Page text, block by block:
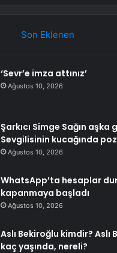
Son Eklenen
‘Sevr’e imza attınız’
Ağustos 10, 2026
Şarkıcı Simge Sağın aşka
Sevgilisinin kucağında
Ağustos 10, 2026
WhatsApp’ta hesaplar
kapanmaya başladı
Ağustos 10, 2026
Aslı Bekiroğlu kimdir? Aslı
kaç yaşında, nereli?